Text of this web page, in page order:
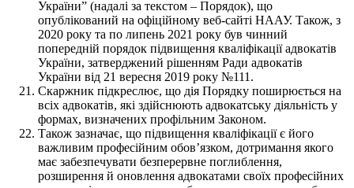
України” (надалі за текстом – Порядок), що
опублікований на офіційному веб-сайті НААУ. Також, з
2020 року та по липень 2021 року був чинний
попередній порядок підвищення кваліфікації адвокатів
України, затверджений рішенням Ради адвокатів
України від 21 вересня 2019 року №111.
Скаржник підкреслює, що дія Порядку поширюється на
всіх адвокатів, які здійснюють адвокатську діяльність у
формах, визначених профільним Законом.
Також зазначає, що підвищення кваліфікації є його
важливим професійним обов’язком, дотримання якого
має забезпечувати безперервне поглиблення,
розширення й оновлення адвокатами своїх професійних